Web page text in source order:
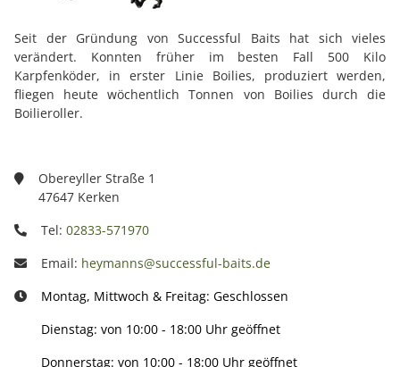
Seit der Gründung von Successful Baits hat sich vieles
verändert. Konnten früher im besten Fall 500 Kilo
Karpfenköder, in erster Linie Boilies, produziert werden,
fliegen heute wöchentlich Tonnen von Boilies durch die
Boilieroller.
Obereyller Straße 1
47647 Kerken
Tel: 02833-571970
Email: heymanns@successful-baits.de
Montag, Mittwoch & Freitag: Geschlossen
Dienstag: von 10:00 - 18:00 Uhr geöffnet
Donnerstag: von 10:00 - 18:00 Uhr geöffnet